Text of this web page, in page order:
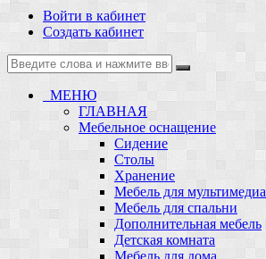
Войти в кабинет
Создать кабинет
МЕНЮ
ГЛАВНАЯ
Мебельное оснащение
Сидение
Столы
Хранение
Мебель для мультимедиа
Мебель для спальни
Дополнительная мебель
Детская комната
Мебель для дома